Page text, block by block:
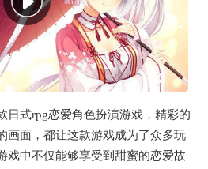
日式rpg恋爱角色扮演游戏，精彩的
画面，都让这款游戏成为了众多玩
戏中不仅能够享受到甜蜜的恋爱故